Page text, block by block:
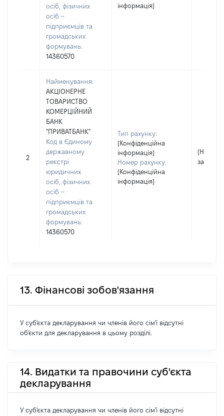
осіб, фізичних
осіб –
підприємців та
громадських
формувань:
14360570
інформація]
2
Найменування:
АКЦІОНЕРНЕ
ТОВАРИСТВО
КОМЕРЦІЙНИЙ
БАНК
"ПРИВАТБАНК"
Код в Єдиному
державному
реєстрі
юридичних
осіб, фізичних
осіб –
підприємців та
громадських
формувань:
14360570
Тип рахунку:
[Конфіденційна
інформація]
Номер рахунку:
[Конфіденційна
інформація]
[Не
13. Фінансові зобов'язання
У суб'єкта декларування чи членів його сім'ї відсутні
об'єкти для декларування в цьому розділі.
14. Видатки та правочини суб'єкта
декларування
У суб'єкта декларування чи членів його сім'ї відсутні